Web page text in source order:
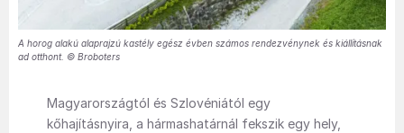
A horog alakú alaprajzú kastély egész évben számos rendezvénynek és kiállításnak
ad otthont. © Broboters
Magyarországtól és Szlovéniától egy
kőhajításnyira, a hármashatárnál fekszik egy hely,